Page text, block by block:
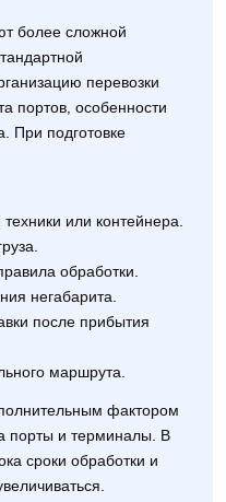
более сложной
перевозки
портов, особенности
При подготовке
или контейнера.
обработки.
негабарита.
после прибытия
маршрута.
фактором
порты и терминалы. В
сроки обработки и